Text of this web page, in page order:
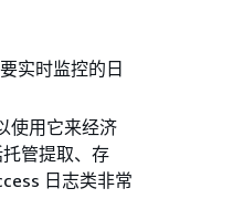
实时监控的日
使用它来经济
管提取、存
日志类非常